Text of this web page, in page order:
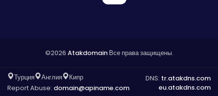
©2026 AtakdomainВсе права защищены.
Турция Англия
Кипр
Report Abuse: domain@apiname.com
DNS: tr.atakdns.com
eu.atakdns.com